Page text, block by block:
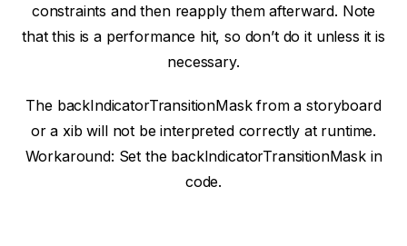
constraints and then reapply them afterward. Note
that this is a performance hit, so don’t do it unless it is
necessary.
The backIndicatorTransitionMask from a storyboard
or a xib will not be interpreted correctly at runtime.
Workaround: Set the backIndicatorTransitionMask in
code.